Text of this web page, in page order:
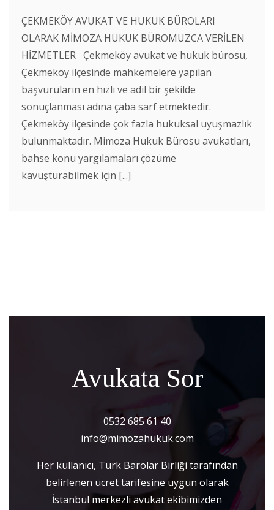
ÇEKMEKÖY AVUKAT VE HUKUK BÜROLARI
OLARAK MİMOZA HUKUK BÜROMUZCA VERİLEN
HİZMETLER Çekmeköy avukat ve hukuk bürosu,
Çekmeköy ilçesinde mahkemelere yapılan
başvuruların en hızlı ve adil bir şekilde
sonuçlanması adına çaba sarf etmektedir.
Çekmeköy ilçesinde çok fazla hukuksal uyuşmazlık
bulunmaktadır. Mimoza Hukuk Bürosu avukatları,
bahse konu yargılamaları çözüme
kavuşturabilmek için [...]
Avukata Sor
0532 685 61 40
info@mimozahukuk.com
Her kullanıcı, Türk Barolar Birliği tarafından
belirlenen ücret tarifesine uygun olarak
İstanbul merkezli avukat ekibimizden